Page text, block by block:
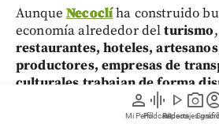
person
Mi Perfil
graphic_eq
Pódcast
play_arrow
Videos
photo_camera
Reportajes
AunqueNecoclíha construido
economía alrededor delturismo
restaurantes, hoteles,
productores, empresas de
culturales trabajan de forma
mecanismos de articulación que
oferta turística